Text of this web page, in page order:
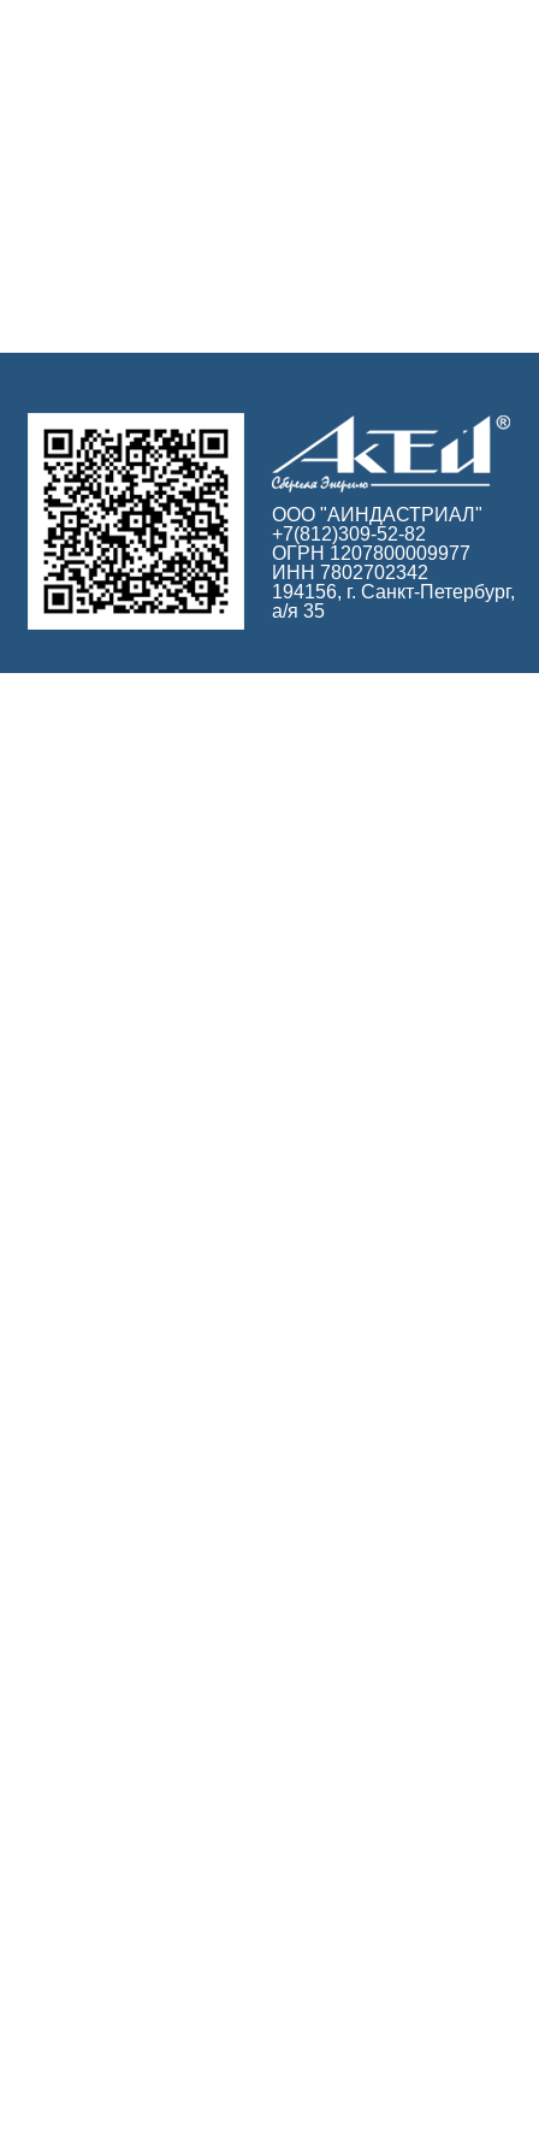
ООО "АИНДАСТРИАЛ"
+7(812)309-52-82
ОГРН 1207800009977
ИНН 7802702342
194156, г. Санкт-Петербург,
а/я 35